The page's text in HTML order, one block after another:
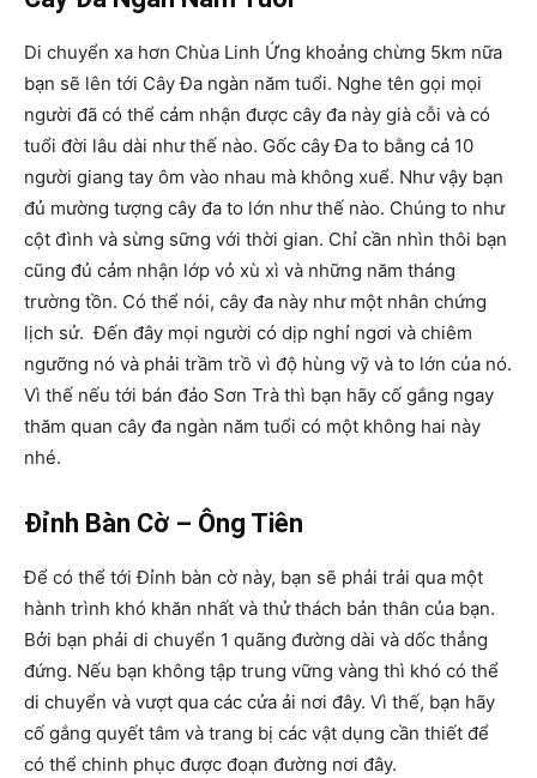
Di chuyển xa hơn Chùa Linh Ứng khoảng chừng 5km nữa
bạn sẽ lên tới Cây Đa ngàn năm tuổi. Nghe tên gọi mọi
người đã có thể cảm nhận được cây đa này già cỗi và có
tuổi đời lâu dài như thế nào. Gốc cây Đa to bằng cả 10
người giang tay ôm vào nhau mà không xuể. Như vậy bạn
đủ mường tượng cây đa to lớn như thế nào. Chúng to như
cột đình và sừng sững với thời gian. Chỉ cần nhìn thôi bạn
cũng đủ cảm nhận lớp vỏ xù xì và những năm tháng
trường tồn. Có thể nói, cây đa này như một nhân chứng
lịch sử. Đến đây mọi người có dịp nghỉ ngơi và chiêm
ngưỡng nó và phải trầm trồ vì độ hùng vỹ và to lớn của nó.
Vì thế nếu tới bán đảo Sơn Trà thì bạn hãy cố gắng ngay
thăm quan cây đa ngàn năm tuổi có một không hai này
nhé.
Đỉnh Bàn Cờ – Ông Tiên
Để có thể tới Đỉnh bàn cờ này, bạn sẽ phải trải qua một
hành trình khó khăn nhất và thử thách bản thân của bạn.
Bởi bạn phải di chuyển 1 quãng đường dài và dốc thẳng
đứng. Nếu bạn không tập trung vững vàng thì khó có thể
di chuyển và vượt qua các cửa ải nơi đây. Vì thế, bạn hãy
cố gắng quyết tâm và trang bị các vật dụng cần thiết để
có thể chinh phục được đoạn đường nơi đây.